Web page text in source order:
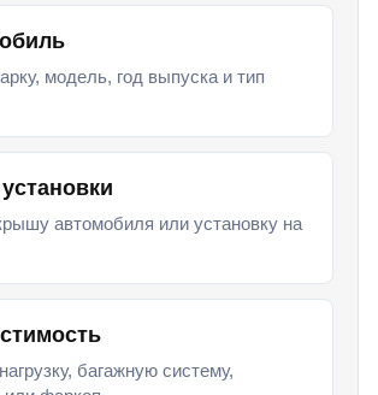
модель, год выпуска и тип
автомобиля или установку на
багажную систему,